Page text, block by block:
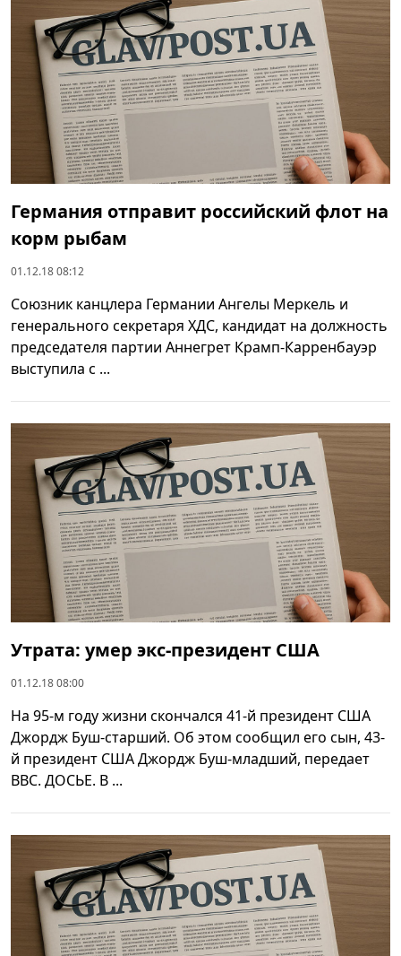
Германия отправит российский флот на
корм рыбам
01.12.18 08:12
Союзник канцлера Германии Ангелы Меркель и
генерального секретаря ХДС, кандидат на должность
председателя партии Аннегрет Крамп-Карренбауэр
выступила с ...
Утрата: умер экс-президент США
01.12.18 08:00
На 95-м году жизни скончался 41-й президент США
Джордж Буш-старший. Об этом сообщил его сын, 43-
й президент США Джордж Буш-младший, передает
ВВС. ДОСЬЕ. В ...